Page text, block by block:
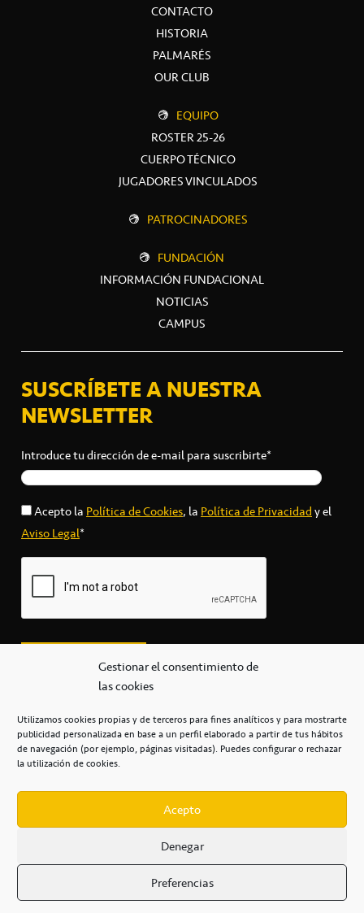
Gestionar el consentimiento de
las cookies
Utilizamos cookies propias y de terceros para fines analíticos y para mostrarte
publicidad personalizada en base a un perfil elaborado a partir de tus hábitos
de navegación (por ejemplo, páginas visitadas). Puedes configurar o rechazar
la utilización de cookies.
Acepto
Denegar
Preferencias
CONTACTO
HISTORIA
PALMARÉS
OUR CLUB
EQUIPO
ROSTER 25-26
CUERPO TÉCNICO
JUGADORES VINCULADOS
PATROCINADORES
FUNDACIÓN
INFORMACIÓN FUNDACIONAL
NOTICIAS
CAMPUS
SUSCRÍBETE A NUESTRA
NEWSLETTER
Introduce tu dirección de e-mail para suscribirte*
Acepto laPolítica de Cookies, laPolítica de Privacidady el
Aviso Legal*
secretaria@cbcanarias.es
+34 922 253 684
Casa del Deporte / 38108 – La Laguna
POLÍTICA DE PRIVACIDAD / POLÍTICA DE COOKIES /
AVISO LEGAL / CONDICIONES